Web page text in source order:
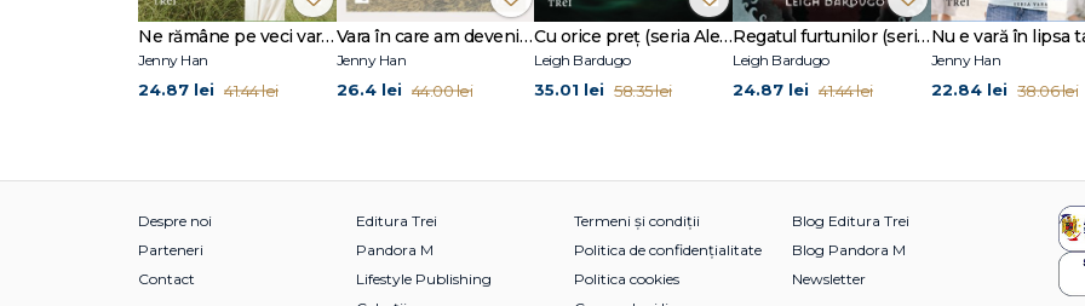
Ne rămâne pe veci vara (seria Vara, vol. 3)
Jenny Han
24.87 lei 41.44 lei
Vara în care am devenit frumoasă (seria Vara, vol. 1)
Jenny Han
26.4 lei 44.00 lei
Cu orice preț (seria Alex Stern, vol. 2)
Leigh Bardugo
35.01 lei 58.35 lei
Regatul furtunilor (seria Grisha, vol. 2)
Leigh Bardugo
24.87 lei 41.44 lei
Jenny Han
22.84 lei 38.06 lei
Despre noi
Parteneri
Contact
Editura Trei
Pandora M
Lifestyle Publishing
Termeni și condiții
Politica de confidențialitate
Politica cookies
Blog Editura Trei
Blog Pandora M
Newsletter